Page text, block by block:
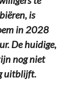
is
in 2028
De huidige,
nog niet
uitblijft.